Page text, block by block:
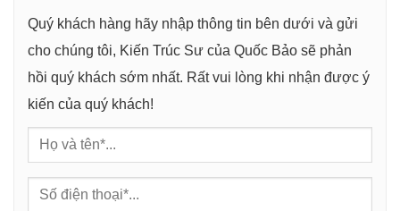
Quý khách hàng hãy nhập thông tin bên dưới và gửi
cho chúng tôi, Kiến Trúc Sư của Quốc Bảo sẽ phản
hồi quý khách sớm nhất. Rất vui lòng khi nhận được ý
kiến của quý khách!